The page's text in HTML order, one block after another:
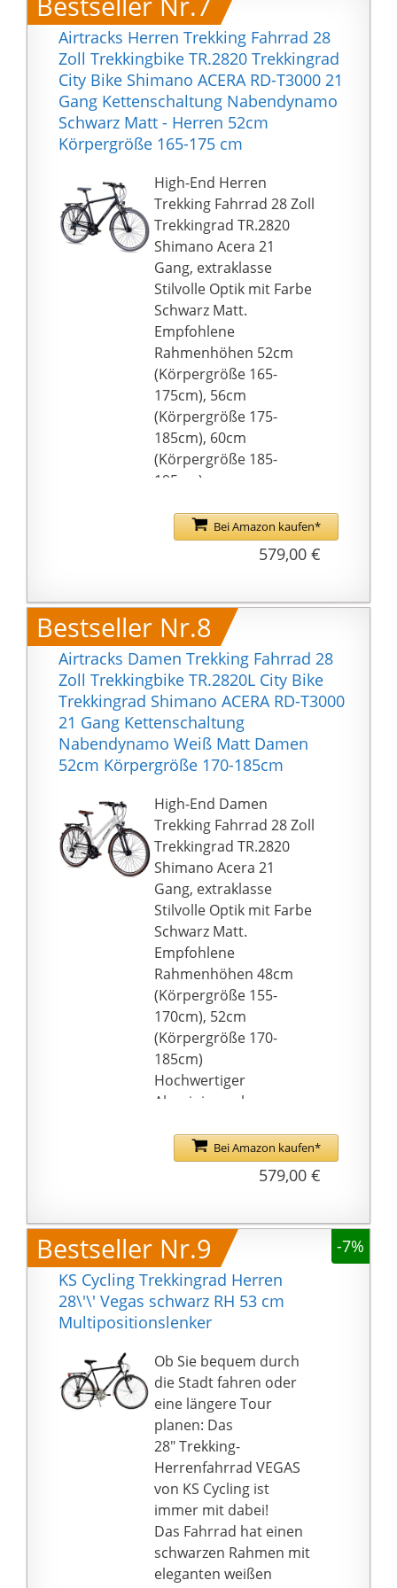
schnell durch das
Support-Team zur
Verfügung gestellt
werden! Jedes
Elektrofahrrad wurde
vor der Verpackung
geprüft. Lösen Sie Ihre
Fahrrad ist zu
85{ba49e08ff2b7fff421e
7e1755e98c7dc9a8c6fc
9da7f288a03d593898ca
efb25} vormontiert.
Einfache
Montageprozess kann
auf eigene Faust
abgeschlossen
werden.Der 52cm ist
für Leute mit einer
Größe von 165-195cm
geeignet.
Du kannst nach der
Montage der Pedale,
einer kurzen Einstellung
des Lenker, der
Bremsen und Gänge,
direkt mit dem
Losradeln beginnen.
160 - 175 cm
Airtracks Herren Trekking Fahrrad 28
Zoll Trekkingbike TR.2820 Trekkingrad
City Bike Shimano ACERA RD-T3000 21
Gang Kettenschaltung Nabendynamo
Schwarz Matt - Herren 52cm
Körpergröße 165-175 cm
High-End Herren
Trekking Fahrrad 28 Zoll
Trekkingrad TR.2820
Shimano Acera 21
Gang, extraklasse
Stilvolle Optik mit Farbe
Schwarz Matt.
Empfohlene
Rahmenhöhen 52cm
(Körpergröße 165-
175cm), 56cm
(Körpergröße 175-
185cm), 60cm
(Körpergröße 185-
195cm)
Aluminiumrahmen
Custom Selected mit
der Seitendynamo oder
die Stecklichter sind
hier ausgetauscht mit
einem kompletten
Beleuchtungsset von
der Marke Axa,
betrieben durch den
Nabendynamo
Shimano Nexus. So
wirst du nicht nur
gesehen werden,
sondern wirst du auch
selbst sehen können.
Ah ja, Aluminium
Schmutzfänger von der
Firma SKS hast du auch
da. Jetzt ist dein
Fahrrad bei jedem
Wetter startklar.
Überragender
Bremsleistung, die
eingebauten V-
Bremsen sind nicht nur
gut in Schuss, sondern
graue schlichte Design
spielt die Rolle eines
Diebstahl-Schutzes in
dem vormontierten
Gepäckträger Racktime
ECO 2.0 lassen sich
entweder
Seitentaschen
anhängen oder einen
Fahrradkorb montieren
bzw. einstecken.
In diesem Trekkingrad
gibt es noch etwas Eco
und nämlich die
Bereifung. Bei den
Schwalbe Road Cruiser
ist der Gummi der
Lauffläche gefertigt mit
Polymeren
ausschließlich aus
Bei Amazon kaufen*
579,00 €
Bestseller Nr.8
Airtracks Damen Trekking Fahrrad 28
Zoll Trekkingbike TR.2820L City Bike
Trekkingrad Shimano ACERA RD-T3000
21 Gang Kettenschaltung
Nabendynamo Weiß Matt Damen
52cm Körpergröße 170-185cm
High-End Damen
Trekking Fahrrad 28 Zoll
Trekkingrad TR.2820
Shimano Acera 21
Gang, extraklasse
Stilvolle Optik mit Farbe
Schwarz Matt.
Empfohlene
Rahmenhöhen 48cm
(Körpergröße 155-
170cm), 52cm
(Körpergröße 170-
185cm)
Hochwertiger
Aluminiumrahmen
oberflächen
Pulverbeschichtung,
der Seitendynamo oder
hier ausgetauscht mit
einem kompletten
Beleuchtungsset von
der Marke Axa,
betrieben durch den
Shimano Nexus. So
wirst du nicht nur
gesehen werden,
sondern wirst du auch
selbst sehen können.
Ah ja, Aluminium
Schmutzfänger von der
Firma SKS hast du auch
da. Jetzt ist dein
Fahrrad bei jedem
Wetter startklar.
Bei Amazon kaufen*
579,00 €
Bestseller Nr.9
-7%
KS Cycling Trekkingrad Herren
28\'\' Vegas schwarz RH 53 cm
Multipositionslenker
Ob Sie bequem durch
die Stadt fahren oder
eine längere Tour
planen: Das
28" Trekking-
Herrenfahrrad VEGAS
von KS Cycling ist
immer mit dabei!
Das Fahrrad hat einen
schwarzen Rahmen mit
eleganten weißen